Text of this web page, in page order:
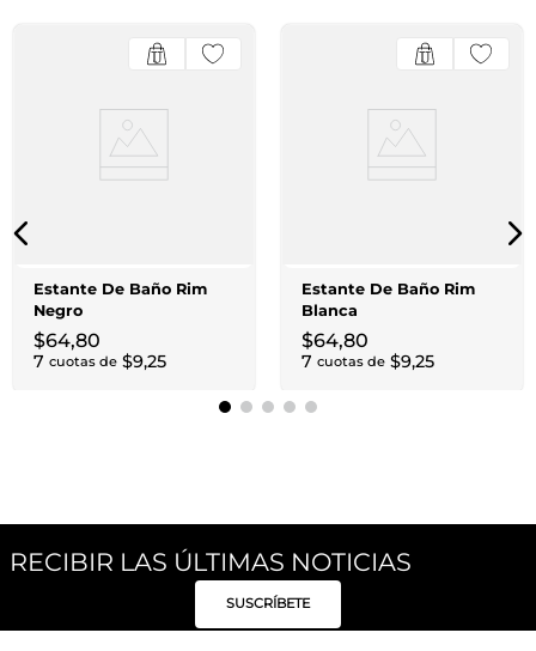
Estante De Baño Rim
Negro
$64,80
7 cuotas de $9,25
Estante De Baño Rim
Blanca
$64,80
7 cuotas de $9,25
RECIBIR LAS ÚLTIMAS NOTICIAS
SUSCRÍBETE